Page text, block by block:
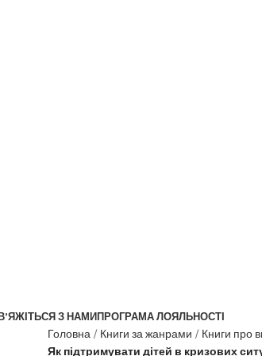
З НАМИ ПРОГРАМА ЛОЯЛЬНОСТІ
Головна Книги за жанрами
Книги про
Як підтримувати дітей в кризових